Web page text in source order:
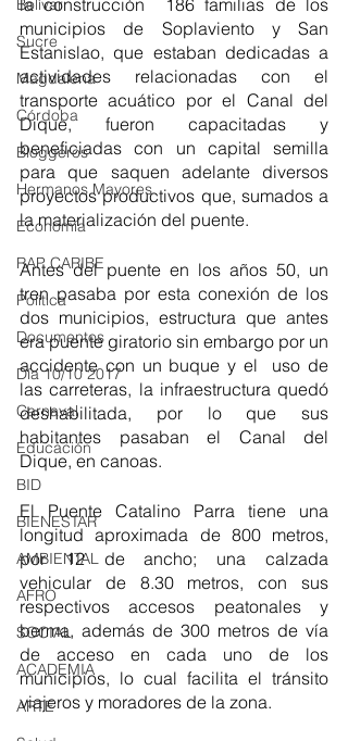
Bolívar
Sucre
Magdalena
Córdoba
Bloggeros
Hermanos Mayores
Economía
RAP CARIBE
Política
Documentos
Día 10/10 2017
Carnaval
Educación
BID
BIENESTAR
AMBIENTAL
AFRO
SOCIAL
ACADEMIA
ARTE
municipios de Soplaviento y San
Estanislao, que estaban dedicadas a
actividades relacionadas con el
transporte acuático por el Canal del
Dique, fueron capacitadas y
beneficiadas con un capital semilla
para que saquen adelante diversos
proyectos productivos que, sumados a
la materialización del puente.
Antes del puente en los años 50, un
tren pasaba por esta conexión de los
dos municipios, estructura que antes
era puente giratorio sin embargo por un
accidente con un buque y el  uso de
las carreteras, la infraestructura quedó
deshabilitada, por lo que sus
habitantes pasaban el Canal del
Dique, en canoas.
El Puente Catalino Parra tiene una
longitud aproximada de 800 metros,
por 12 de ancho; una calzada
vehicular de 8.30 metros, con sus
respectivos accesos peatonales y
berma, además de 300 metros de vía
de acceso en cada uno de los
municipios, lo cual facilita el tránsito
viajeros y moradores de la zona.